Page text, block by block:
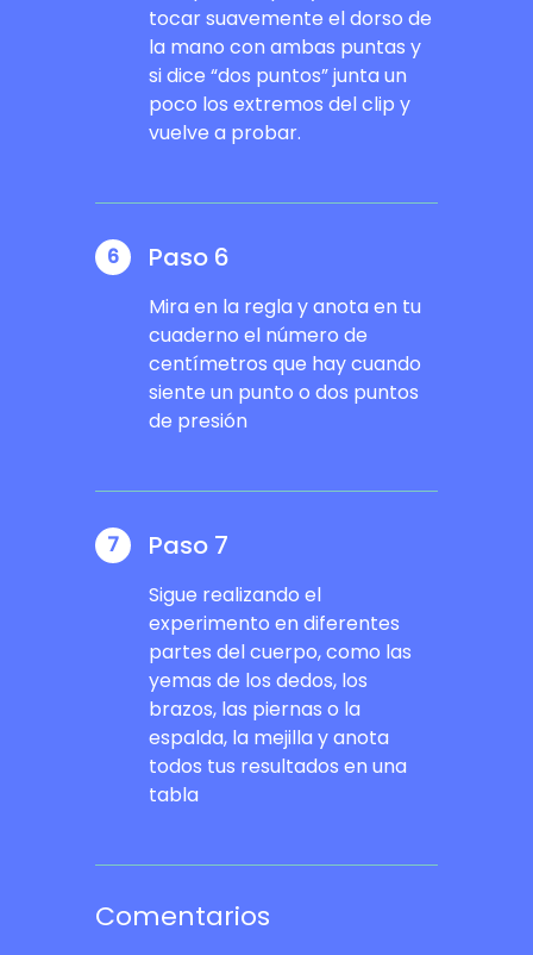
tocar suavemente el dorso de
la mano con ambas puntas y
si dice “dos puntos” junta un
poco los extremos del clip y
vuelve a probar.
6 Paso 6
Mira en la regla y anota en tu
cuaderno el número de
centímetros que hay cuando
siente un punto o dos puntos
de presión
7 Paso 7
Sigue realizando el
experimento en diferentes
partes del cuerpo, como las
yemas de los dedos, los
brazos, las piernas o la
espalda, la mejilla y anota
todos tus resultados en una
tabla
Comentarios